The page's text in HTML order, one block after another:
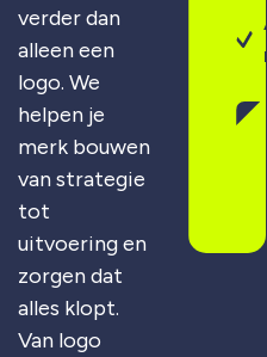
verder dan
alleen een
logo. We
helpen je
merk bouwen
van strategie
tot
uitvoering en
zorgen dat
alles klopt.
Van logo